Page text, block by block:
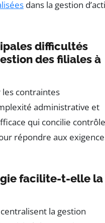
dans la gestion
difficultés
des filiales à
contraintes
administrative et
qui concilie contrôle
répondre aux
facilite-t-elle la
la gestion